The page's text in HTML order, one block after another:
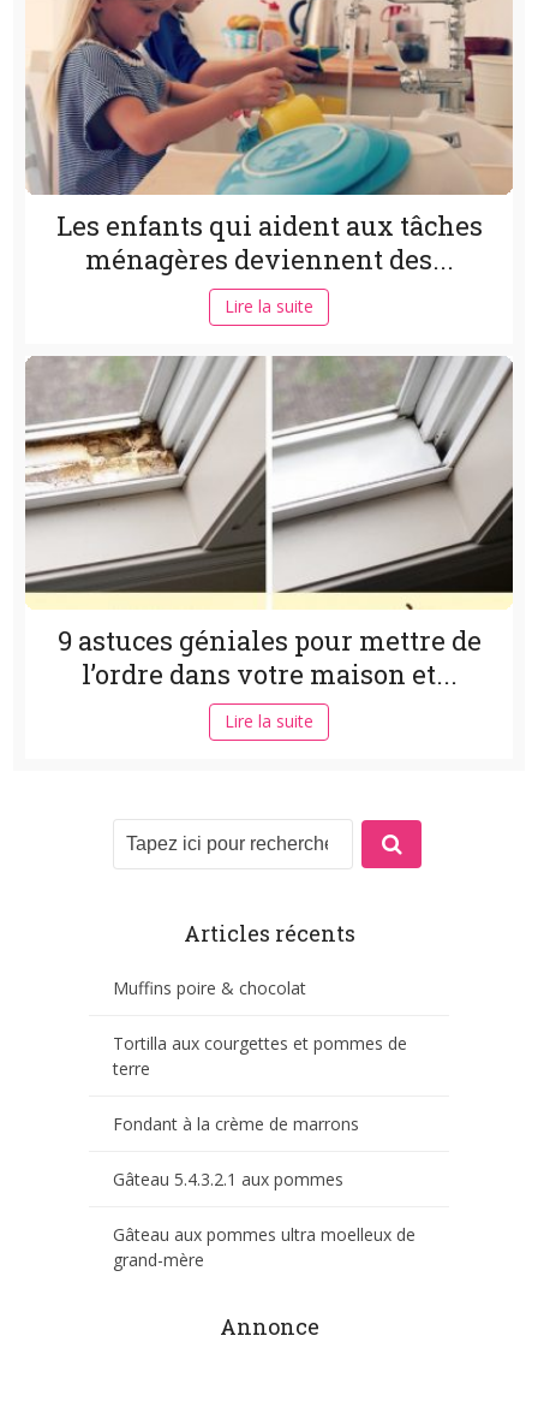
Les enfants qui aident aux tâches
ménagères deviennent des...
Lire la suite
9 astuces géniales pour mettre de
l’ordre dans votre maison et...
Lire la suite
Articles récents
Muffins poire & chocolat
Tortilla aux courgettes et pommes de
terre
Fondant à la crème de marrons
Gâteau 5.4.3.2.1 aux pommes
Gâteau aux pommes ultra moelleux de
grand-mère
Annonce